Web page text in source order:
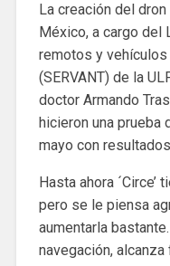
La creación del
México, a cargo del
remotos y
(SERVANT) de la
doctor Armando
hicieron una prueba
mayo con
Hasta ahora ´Circe’
pero se le piensa
aumentarla
navegación,